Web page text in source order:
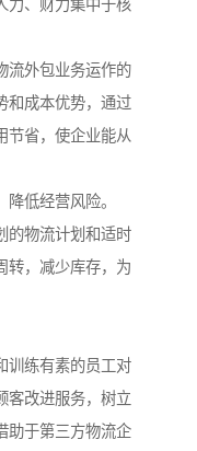
力、财力集中于核
流外包业务运作的
和成本优势，通过
节省，使企业能从
低经营风险。
的物流计划和适时
转，减少库存，为
训练有素的员工对
客改进服务，树立
助于第三方物流企